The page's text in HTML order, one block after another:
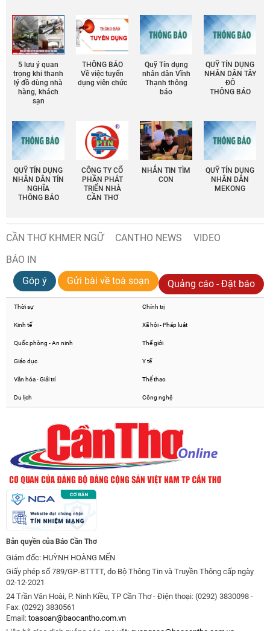
5 lưu ý quan
trọng khi thanh
lý đồ dùng nhà
hàng, khách
sạn
THÔNG BÁO
Về việc tuyển
dụng viên chức
Quỹ Tín dụng
nhân dân Vĩnh
Thạnh thông
báo
QUỸ TÍN DỤNG
NHÂN DÂN TÂY
ĐÔ
THÔNG BÁO
QUỸ TÍN DỤNG
NHÂN DÂN TÍN
NGHĨA
THÔNG BÁO
CÔNG TY CỔ
PHẦN PHÁT
TRIỂN NHÀ
CẦN THƠ
NHẮN TIN TÌM
CON
QUỸ TÍN DỤNG
NHÂN DÂN
MEKONG
CẦN THƠ KHMER NGỮ CANTHO NEWS
VIDEO
BÁO IN
Góp ý
Gửi bài về toà soạn Quảng cáo - Đặt báo
Thời sự Chính trị
Kinh tế Xã hội - Pháp luật
Quốc phòng - An ninh Thế giới
Giáo dục Y tế
Văn hóa - Giải trí Thể thao
Du lịch Công nghệ
Bản quyền của Báo Cần Thơ
Giám đốc: HUỲNH HOÀNG MẾN
Giấy phép số 789/GP-BTTTT, do Bộ Thông Tin và Truyền Thông cấp ngày
02-12-2021
24 Trần Văn Hoài, P. Ninh Kiều, TP Cần Thơ - Điện thoại: (0292) 3830098 -
Fax: (0292) 3830561
Email: toasoan@baocantho.com.vn